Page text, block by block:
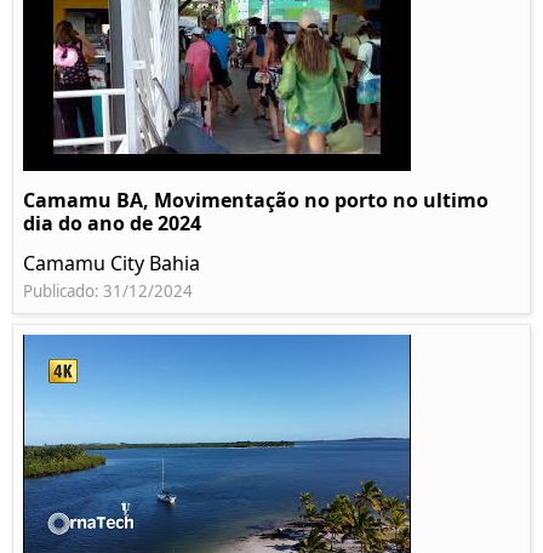
Camamu BA, Movimentação no porto no ultimo
dia do ano de 2024
Camamu City Bahia
Publicado: 31/12/2024